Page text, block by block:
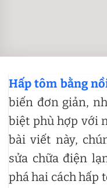
Hấp tôm bằng
biến đơn giản,
biệt phù hợp với
bài viết này,
sửa chữa điện
phá hai cách hấp